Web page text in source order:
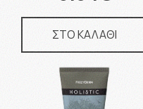
ΣΤΟ ΚΑΛΑΘΙ